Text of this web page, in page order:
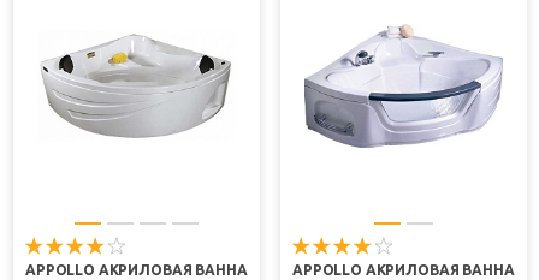
APPOLLO АКРИЛОВАЯ ВАННА
APPOLLO АКРИЛОВАЯ ВАННА